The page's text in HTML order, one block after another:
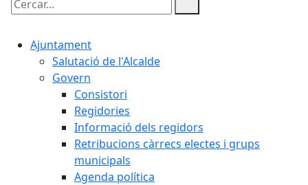
Cercar:
Ajuntament
Salutació de l'Alcalde
Govern
Consistori
Regidories
Informació dels regidors
Retribucions càrrecs electes i grups
municipals
Agenda política